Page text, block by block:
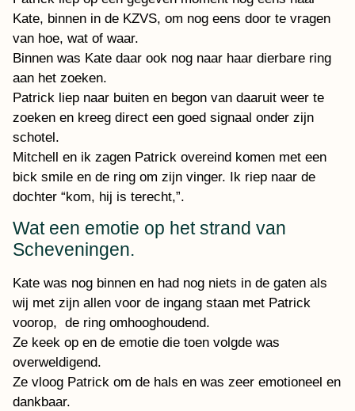
Kate, binnen in de KZVS, om nog eens door te vragen
van hoe, wat of waar.
Binnen was Kate daar ook nog naar haar dierbare ring
aan het zoeken.
Patrick liep naar buiten en begon van daaruit weer te
zoeken en kreeg direct een goed signaal onder zijn
schotel.
Mitchell en ik zagen Patrick overeind komen met een
bick smile en de ring om zijn vinger. Ik riep naar de
dochter “kom, hij is terecht,”.
Wat een emotie op het strand van
Scheveningen.
Kate was nog binnen en had nog niets in de gaten als
wij met zijn allen voor de ingang staan met Patrick
voorop, de ring omhooghoudend.
Ze keek op en de emotie die toen volgde was
overweldigend.
Ze vloog Patrick om de hals en was zeer emotioneel en
dankbaar.